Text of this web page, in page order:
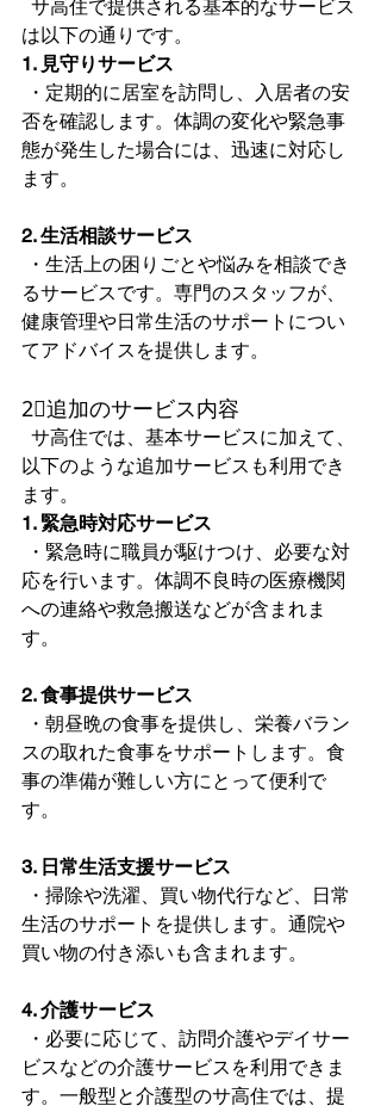
は以下の通りです。
1. 見守りサービス
否を確認します。体調の変化や緊急事
態が発生した場合には、迅速に対応し
ます。
2. 生活相談サービス
るサービスです。専門のスタッフが、
健康管理や日常生活のサポートについ
てアドバイスを提供します。
2⃣追加のサービス内容
以下のような追加サービスも利用でき
ます。
1. 緊急時対応サービス
応を行います。体調不良時の医療機関
への連絡や救急搬送などが含まれま
す。
2. 食事提供サービス
スの取れた食事をサポートします。食
事の準備が難しい方にとって便利で
す。
3. 日常生活支援サービス
生活のサポートを提供します。通院や
買い物の付き添いも含まれます。
4. 介護サービス
ビスなどの介護サービスを利用できま
す。一般型と介護型のサ高住では、提